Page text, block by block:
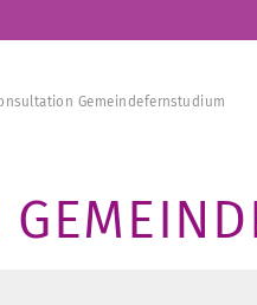
Gemeindefernstudium